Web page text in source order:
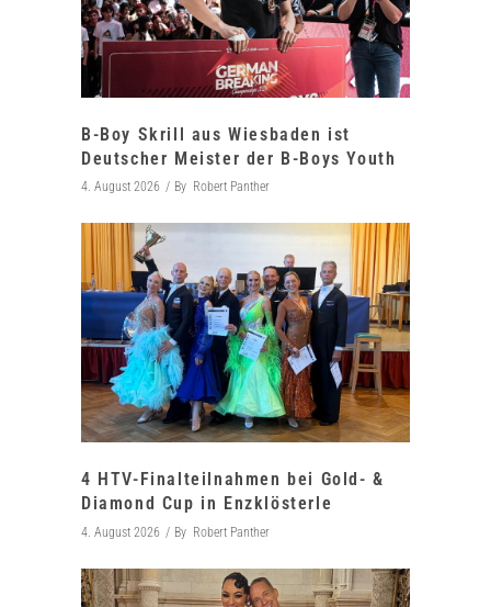
B-Boy Skrill aus Wiesbaden ist
Deutscher Meister der B-Boys Youth
4. August 2026 By Robert Panther
4 HTV-Finalteilnahmen bei Gold- &
Diamond Cup in Enzklösterle
4. August 2026 By Robert Panther